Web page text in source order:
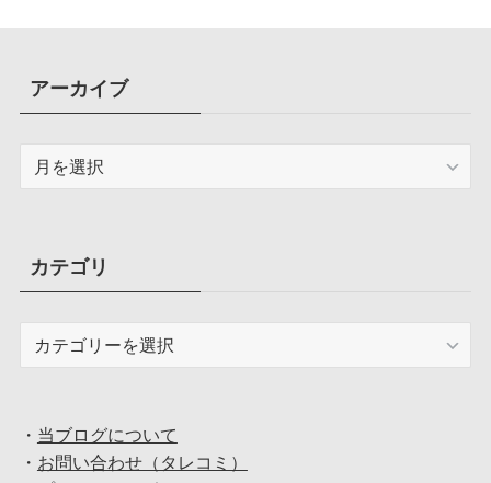
アーカイブ
ブカテゴリ
・ 当ブログについて
・ お問い合わせ（タレコミ）